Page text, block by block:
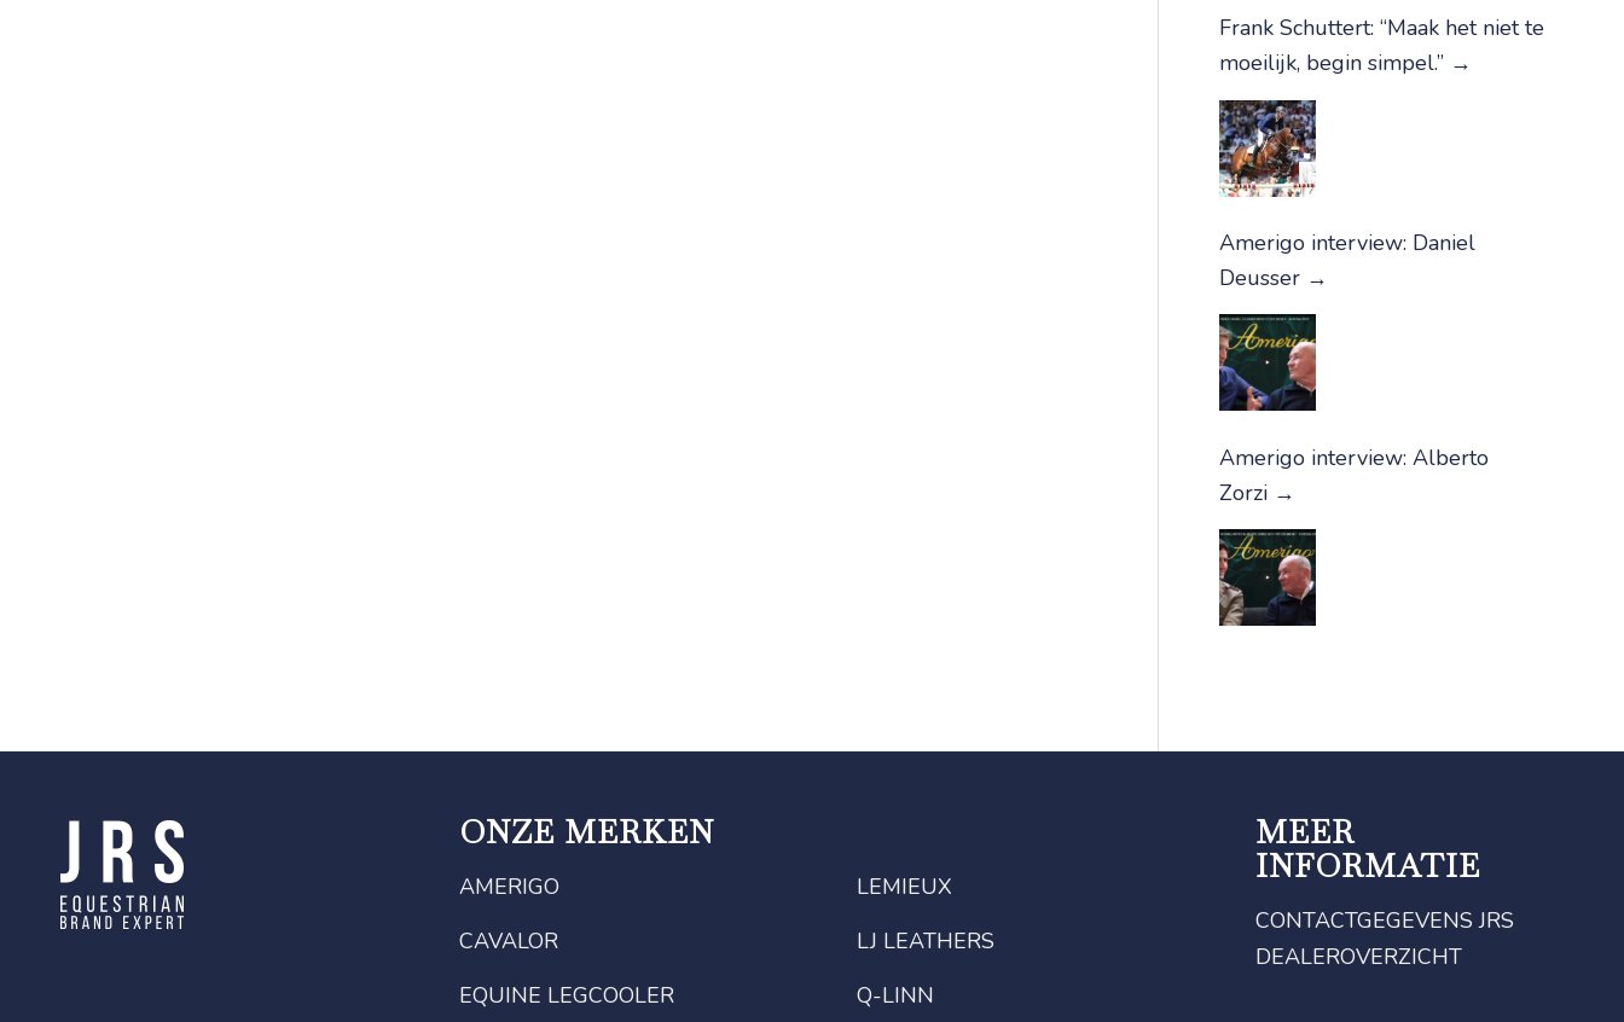
Frank Schuttert: “Maak het niet te
moeilijk, begin simpel.” →
Amerigo interview: Daniel
Deusser →
Amerigo interview: Alberto
Zorzi →
ONZE MERKEN
AMERIGO
CAVALOR
EQUINE LEGCOOLER
LEMIEUX
LJ LEATHERS
Q-LINN
MEER
INFORMATIE
CONTACTGEGEVENS JRS
DEALEROVERZICHT